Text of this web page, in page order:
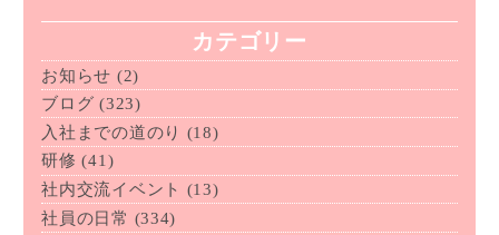
カテゴリー
お知らせ (2)
ブログ (323)
入社までの道のり (18)
研修 (41)
社内交流イベント (13)
社員の日常 (334)